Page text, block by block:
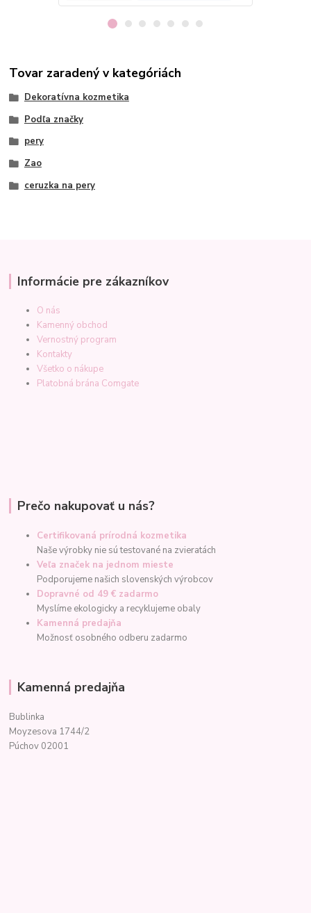
Tovar zaradený v kategóriách
Dekoratívna kozmetika
Podľa značky
pery
Zao
ceruzka na pery
Informácie pre zákazníkov
O nás
Kamenný obchod
Vernostný program
Kontakty
Všetko o nákupe
Platobná brána Comgate
Prečo nakupovať u nás?
Certifikovaná prírodná kozmetika
Naše výrobky nie sú testované na zvieratách
Veľa značek na jednom mieste
Podporujeme našich slovenských výrobcov
Dopravné od 49 € zadarmo
Myslíme ekologicky a recyklujeme obaly
Kamenná predajňa
Možnosť osobného odberu zadarmo
Kamenná predajňa
Bublinka
Moyzesova 1744/2
Púchov 02001